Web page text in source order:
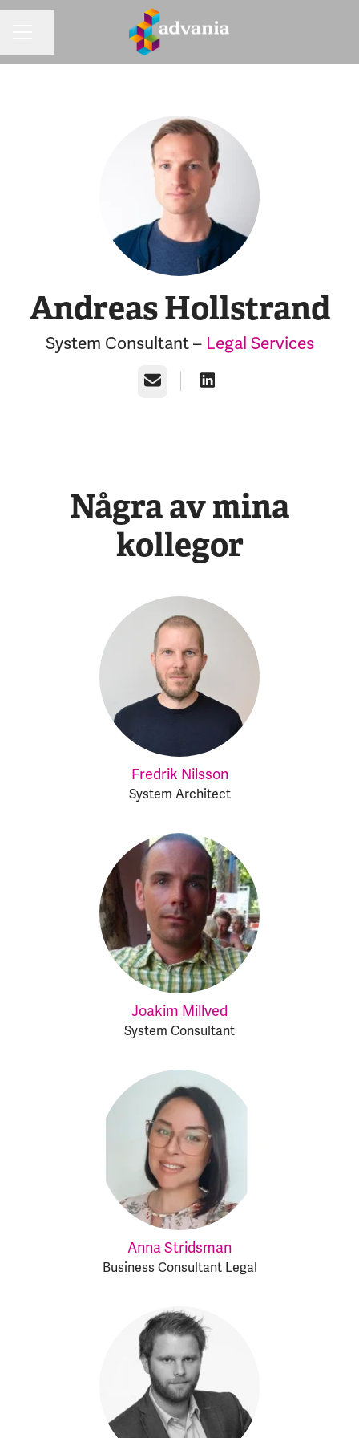
Andreas Hollstrand
System Consultant – Legal Services
E-post
Några av mina
kollegor
Fredrik Nilsson
System Architect
Joakim Millved
System Consultant
Anna Stridsman
Business Consultant Legal